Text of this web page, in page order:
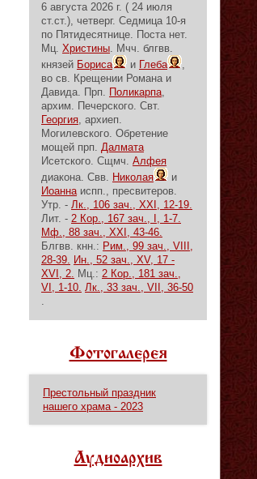
6 августа 2026 г. ( 24 июля
ст.ст.), четверг. Седмица 10-я
по Пятидесятнице. Поста нет.
Мц. Христины. Мчч. блгвв.
князей Бориса и Глеба
,
во св. Крещении Романа и
Давида. Прп. Поликарпа,
архим. Печерского. Свт.
Георгия, архиеп.
Могилевского. Обретение
мощей прп. Далмата
Исетского. Сщмч. Алфея
диакона. Свв. Николая
и
Иоаннаиспп., пресвитеров.
Утр. - Лк., 106 зач., XXI, 12-19.
Лит. - 2 Кор., 167 зач., I, 1-7.
Мф., 88 зач., XXI, 43-46.
Блгвв. кнн.: Рим., 99 зач., VIII,
28-39. Ин., 52 зач., XV, 17 -
XVI, 2. Мц.: 2 Кор., 181 зач.,
VI, 1-10. Лк., 33 зач., VII, 36-50
.
Фотогалерея
Престольный праздник
нашего храма - 2023
Аудиоархив